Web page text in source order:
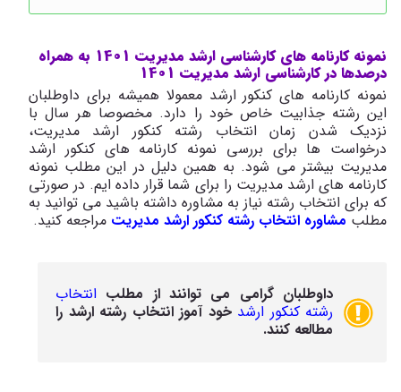
نمونه کارنامه های کارشناسی ارشد مدیریت 1401 به همراه
درصدها در کارشناسی ارشد مدیریت 1401
نمونه کارنامه های کنکور ارشد معمولا همیشه برای داوطلبان
این رشته جذابیت خاص خود را دارد. مخصوصا هر سال با
نزدیک شدن زمان انتخاب رشته کنکور ارشد مدیریت،
درخواست ها برای بررسی نمونه کارنامه های کنکور ارشد
مدیریت بیشتر می شود. به همین دلیل در این مطلب نمونه
کارنامه های ارشد مدیریت را برای شما قرار داده ایم. در صورتی
که برای انتخاب رشته نیاز به مشاوره داشته باشید می توانید به
مطلب مشاوره انتخاب رشته کنکور ارشد مدیریت مراجعه کنید.
داوطلبان گرامی می توانند از مطلب انتخاب
رشته کنکور ارشد خود آموز انتخاب رشته ارشد را
مطالعه کنند.